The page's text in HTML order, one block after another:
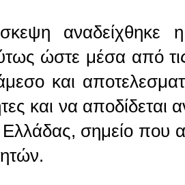
αναδείχθηκε
ώστε μέσα από
και
και να αποδίδεται
σημείο που